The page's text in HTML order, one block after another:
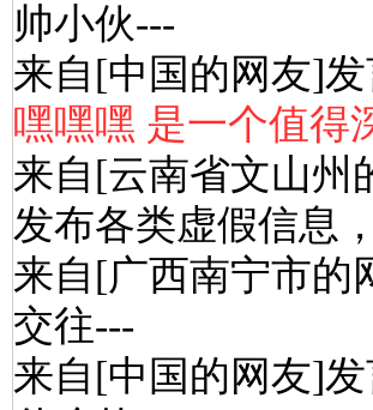
帅小伙---
来自[中国的网友]
嘿嘿嘿 是一个值
来自[云南省文山州
发布各类虚假信息
来自[广西南宁市的
交往---
来自[中国的网友]